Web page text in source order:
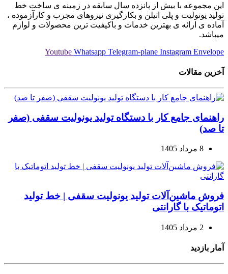
این مجموعه با بیش از پانزده سال سابقه در زمینه ی ساخت خط
تولید یونولیت و پلی اتیلن و بکارگیری نیروهای مجرب و کارآزموده ،
آماده ی ارائه ی بهترین خدمات و باکیفیت ترین محصولات و لوازم
میباشد.
Youtube Whatsapp Telegram-plane Instagram Envelope
آخرین مقالات
راهنمای جامع کار با دستگاه تولید یونولیت سقفی (صفر
تا صد)
8 مرداد 1405
فروش ماشین‌آلات تولید یونولیت سقفی | خط تولید
اتوماتیک با گارانتی
2 مرداد 1405
آمار بازدید